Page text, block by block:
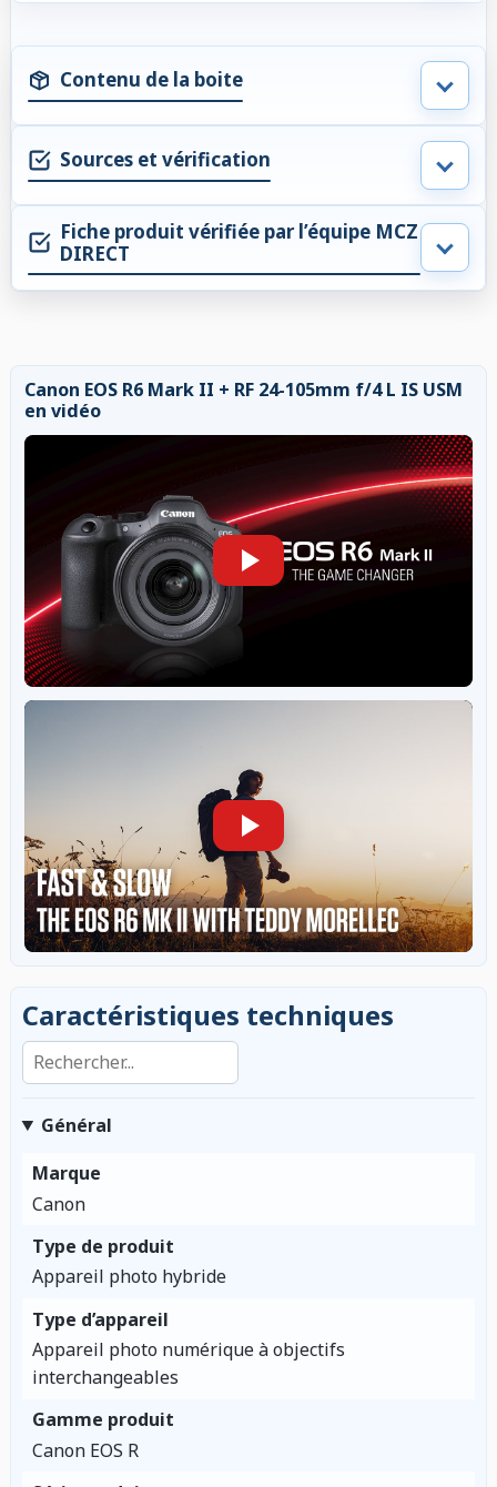
Contenu de la boite
Sources et vérification
Fiche produit vérifiée par l’équipe MCZ
DIRECT
Canon EOS R6 Mark II + RF 24-105mm f/4 L IS USM
en vidéo
Caractéristiques techniques
Rechercher dans les caractéristiques
Général
Marque
Canon
Type de produit
Appareil photo hybride
Type d’appareil
Appareil photo numérique à objectifs
interchangeables
Gamme produit
Canon EOS R